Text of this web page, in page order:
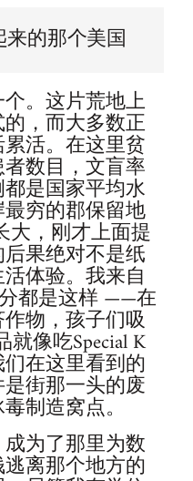
的那个美国
。这片荒地上
，而大多数正
活。在这里贫
数目，文盲率
是国家平均水
穷的郡保留地
大，刚才上面提
果绝对不是纸
体验。我来自
都是这样 ——在
物，孩子们吸
就像吃Special K
在这里看到的
街那一头的废
制造窝点。
为了那里为数
离那个地方的